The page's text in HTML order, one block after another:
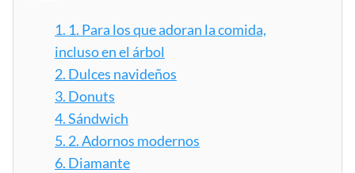
1. 1. Para los que adoran la comida,
incluso en el árbol
2. Dulces navideños
3. Donuts
4.Sándwich
5. 2. Adornos modernos
6. Diamante